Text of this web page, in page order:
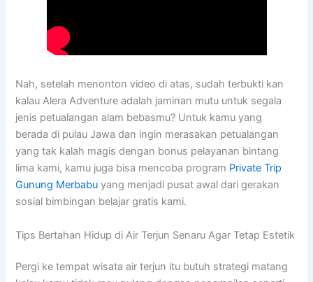
Nah, setelah menonton video di atas, sudah terbukti kan
kalau Alera Adventure adalah jaminan mutu untuk segala
jenis petualangan alam bebasmu? Untuk kamu yang
berada di pulau Jawa dan ingin merasakan petualangan
yang tak kalah magis dengan bonus pelayanan bintang
lima kami, kamu juga bisa mencoba program Private Trip
Gunung Merbabu yang menjadi pusat awal dari gerakan
sosial bimbingan belajar gratis kami.
Tips Bertahan Hidup di Air Terjun Senaru Agar Tetap Estetik
Pergi ke tempat wisata air terjun itu butuh strategi matang